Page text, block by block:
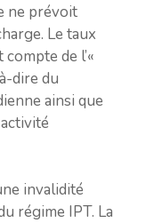
ne prévoit
Le taux
de l’«
dire du
ainsi que
invalidité
régime IPT. La